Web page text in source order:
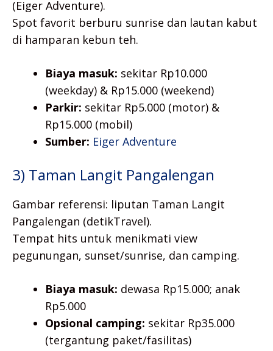
(Eiger Adventure).
Spot favorit berburu sunrise dan lautan kabut
di hamparan kebun teh.
Biaya masuk: sekitar Rp10.000
(weekday) & Rp15.000 (weekend)
Parkir: sekitar Rp5.000 (motor) &
Rp15.000 (mobil)
Sumber: Eiger Adventure
3) Taman Langit Pangalengan
Gambar referensi: liputan Taman Langit
Pangalengan (detikTravel).
Tempat hits untuk menikmati view
pegunungan, sunset/sunrise, dan camping.
Biaya masuk: dewasa Rp15.000; anak
Rp5.000
Opsional camping: sekitar Rp35.000
(tergantung paket/fasilitas)